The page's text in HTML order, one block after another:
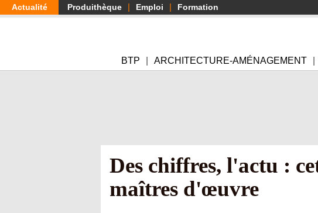
Aller
au
Actualité Produithèque Emploi Formation
BTP ARCHITECTURE-AMÉNAGEMENT
Des chiffres, l'actu :
maîtres d'œuvre